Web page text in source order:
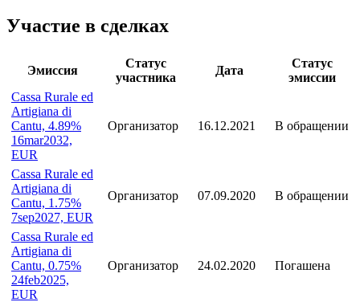
Участие в сделках
Эмиссия
Статус
участника
Дата
Статус
эмиссии
Cassa Rurale ed
Artigiana di
Cantu, 4.89%
16mar2032,
EUR
Организатор 16.12.2021 В обращении
Cassa Rurale ed
Artigiana di
Cantu, 1.75%
7sep2027, EUR
Организатор 07.09.2020 В обращении
Cassa Rurale ed
Artigiana di
Cantu, 0.75%
24feb2025,
EUR
Организатор 24.02.2020 Погашена